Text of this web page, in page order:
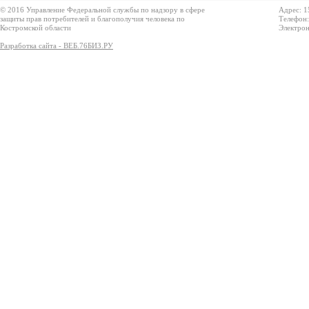
© 2016 Управление Федеральной службы по надзору в сфере
защиты прав потребителей и благополучия человека по
Костромской области
Разработка сайта - ВЕБ.76БИЗ.РУ
Адрес: